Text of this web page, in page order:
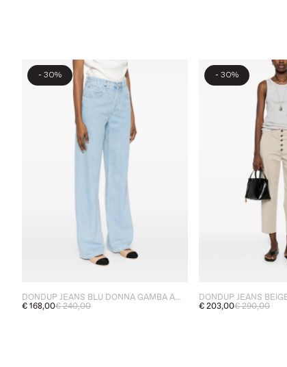
- 30%
DONDUP JEANS BLU DONNA GAMBA AMPIA
€ 168,00€ 240,00
- 30%
€ 203,00€ 290,00